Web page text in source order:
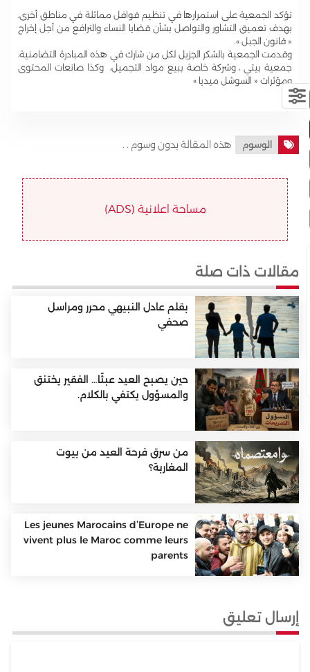
تؤكد الجمعية على استمرارها في تنظيم قوافل مماثلة في مناطق أخرى،
بهدف تعميق التشاور والتواصل بشأن قضايا النساء والترافع من أجل إخراج
« قانون الجبل ».
وقدمت الجمعية بالشكر الجزيل لكل من شارك في هذه المبادرة التضامنية،
جمعية بيتي ، وشركة خاصة ببيع مواد التجميل، وكذا صانعات المحتوى
ومؤثرات « السوشل ميديا »
الوسوم هذه المقالة بدون وسوم . .
مساحة اعلانية (ADS)
مقالات ذات صلة
بقلم عادل النبيهي محرر ومراسل
صحفي
حين يصبح العيد عبئًا… الفقير يختنق
والمسؤول يكتفي بالكلام.
من سرق فرحة العيد من بيوت
المغاربة؟
Les jeunes Marocains d’Europe ne
vivent plus le Maroc comme leurs
parents
إرسال تعليق